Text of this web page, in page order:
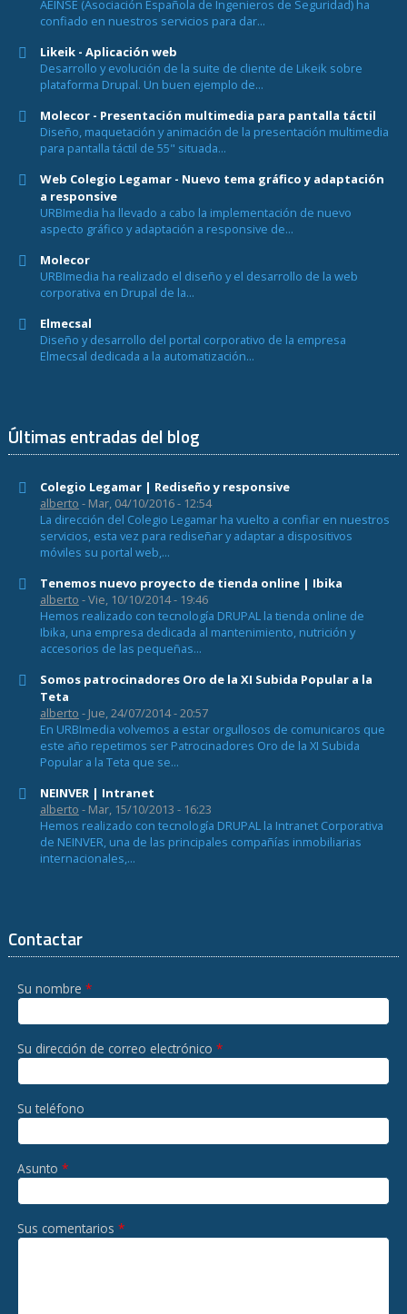
AEINSE (Asociación Española de Ingenieros de Seguridad) ha
confiado en nuestros servicios para dar...
Likeik - Aplicación web
Desarrollo y evolución de la suite de cliente de Likeik sobre
plataforma Drupal. Un buen ejemplo de...
Molecor - Presentación multimedia para pantalla táctil
Diseño, maquetación y animación de la presentación multimedia
para pantalla táctil de 55" situada...
Web Colegio Legamar - Nuevo tema gráfico y adaptación
a responsive
URBImedia ha llevado a cabo la implementación de nuevo
aspecto gráfico y adaptación a responsive de...
Molecor
URBImedia ha realizado el diseño y el desarrollo de la web
corporativa en Drupal de la...
Elmecsal
Diseño y desarrollo del portal corporativo de la empresa
Elmecsal dedicada a la automatización...
Últimas entradas del blog
Colegio Legamar | Rediseño y responsive
alberto - Mar, 04/10/2016 - 12:54
La dirección del Colegio Legamar ha vuelto a confiar en nuestros
servicios, esta vez para rediseñar y adaptar a dispositivos
móviles su portal web,...
Tenemos nuevo proyecto de tienda online | Ibika
alberto - Vie, 10/10/2014 - 19:46
Hemos realizado con tecnología DRUPAL la tienda online de
Ibika, una empresa dedicada al mantenimiento, nutrición y
accesorios de las pequeñas...
Somos patrocinadores Oro de la XI Subida Popular a la
Teta
alberto - Jue, 24/07/2014 - 20:57
En URBImedia volvemos a estar orgullosos de comunicaros que
este año repetimos ser Patrocinadores Oro de la XI Subida
Popular a la Teta que se...
NEINVER | Intranet
alberto - Mar, 15/10/2013 - 16:23
Hemos realizado con tecnología DRUPAL la Intranet Corporativa
de NEINVER, una de las principales compañías inmobiliarias
internacionales,...
Contactar
Su nombre *
Su dirección de correo electrónico *
Su teléfono
Asunto *
Sus comentarios *